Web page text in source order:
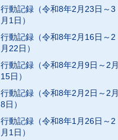
行動記録（令和8年2月23日～3
月1日）
行動記録（令和8年2月16日～2
月22日）
行動記録（令和8年2月9日～2月
15日）
行動記録（令和8年2月2日～2月
8日）
行動記録（令和8年1月26日～2
月1日）